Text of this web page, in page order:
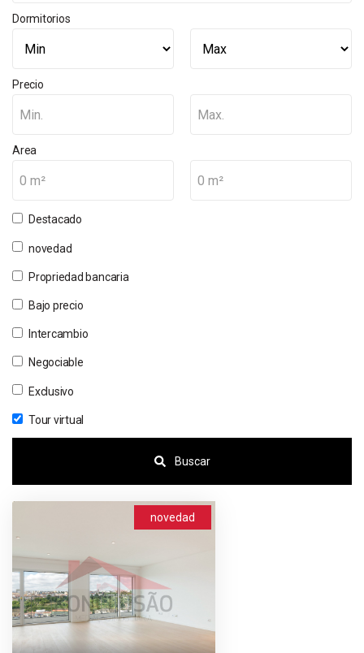
Dormitorios
Precio
Min. Max.
Area
0 m² 0 m²
Destacado
novedad
Propriedad bancaria
Bajo precio
Intercambio
Negociable
Exclusivo
Tour virtual
Buscar
novedad